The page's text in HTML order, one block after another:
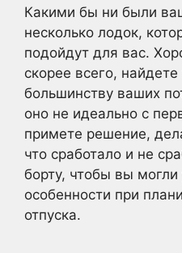
Какими бы ни были
несколько лодок,
подойдут для вас.
скорее всего,
большинству ваших
оно не идеально с
примете решение,
что сработало и не
борту, чтобы вы могли
особенности при
отпуска.